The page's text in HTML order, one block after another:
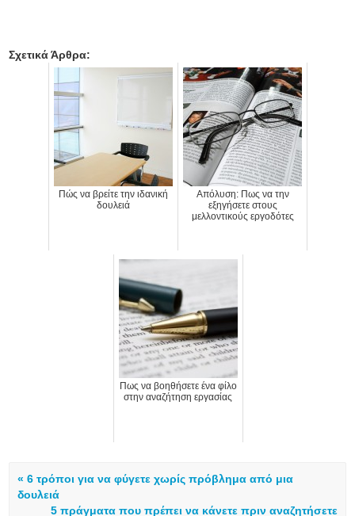
Σχετικά Άρθρα:
Πώς να βρείτε την ιδανική
δουλειά
Απόλυση: Πως να την
εξηγήσετε στους
μελλοντικούς εργοδότες
Πως να βοηθήσετε ένα φίλο
στην αναζήτηση εργασίας
« 6 τρόποι για να φύγετε χωρίς πρόβλημα από μια
δουλειά
5 πράγματα που πρέπει να κάνετε πριν αναζητήσετε